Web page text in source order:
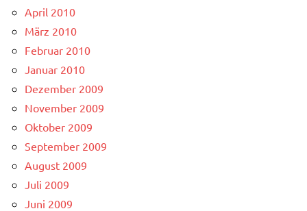
April 2010
März 2010
Februar 2010
Januar 2010
Dezember 2009
November 2009
Oktober 2009
September 2009
August 2009
Juli 2009
Juni 2009